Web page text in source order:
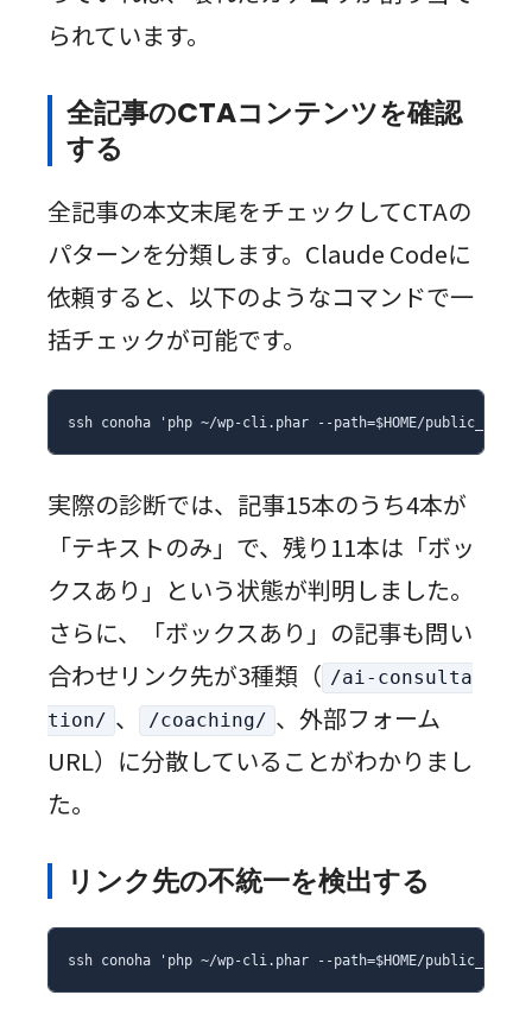
られています。
全記事のCTAコンテンツを確認
する
全記事の本文末尾をチェックしてCTAの
パターンを分類します。Claude Codeに
依頼すると、以下のようなコマンドで一
括チェックが可能です。
ssh conoha 'php ~/wp-cli.phar --path=$HOME/
実際の診断では、記事15本のうち4本が
「テキストのみ」で、残り11本は「ボッ
クスあり」という状態が判明しました。
さらに、「ボックスあり」の記事も問い
合わせリンク先が3種類（ /ai-consulta
tion/ 、 /coaching/ 、外部フォーム
URL）に分散していることがわかりまし
た。
リンク先の不統一を検出する
ssh conoha 'php ~/wp-cli.phar --path=$HOME/